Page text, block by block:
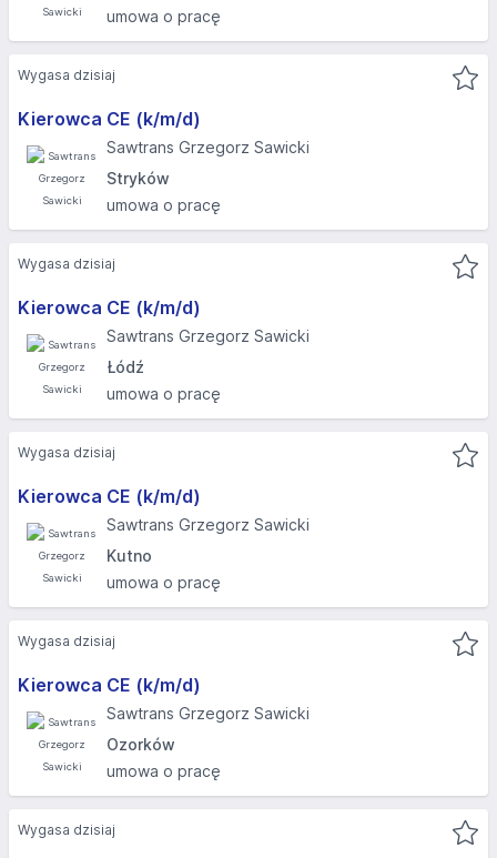
umowa o pracę
Kierowca CE (k/m/d)
Sawtrans Grzegorz Sawicki
Stryków
umowa o pracę
Wygasa dzisiaj
Kierowca CE (k/m/d)
Sawtrans Grzegorz Sawicki
Łódź
umowa o pracę
Wygasa dzisiaj
Kierowca CE (k/m/d)
Sawtrans Grzegorz Sawicki
Kutno
umowa o pracę
Wygasa dzisiaj
Kierowca CE (k/m/d)
Sawtrans Grzegorz Sawicki
Ozorków
umowa o pracę
Wygasa dzisiaj
Wygasa dzisiaj